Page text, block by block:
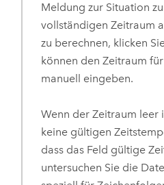
Meldung zur Situation
vollständigen Zeitraum
zu berechnen, klicken
können den Zeitraum
manuell eingeben.
Wenn der Zeitraum leer
keine gültigen
dass das Feld gültige
untersuchen Sie die